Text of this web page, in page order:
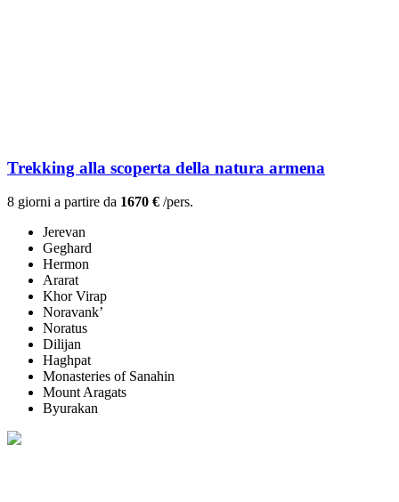
Trekking alla scoperta della natura armena
8 giorni a partire da 1670 € /pers.
Jerevan
Geghard
Hermon
Ararat
Khor Virap
Noravank’
Noratus
Dilijan
Haghpat
Monasteries of Sanahin
Mount Aragats
Byurakan